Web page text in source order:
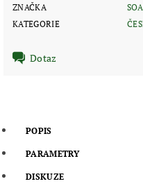
ZNAČKA
KATEGORIE
Dotaz
POPIS
PARAMETRY
DISKUZE